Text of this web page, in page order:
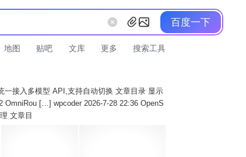
百度一下
地图 贴吧 文库 更多 搜索工具
一接入多模型 API,支持自动切换 文章目录 显示
OmniRou […] wpcoder 2026-7-28 22:36 OpenS
文章目